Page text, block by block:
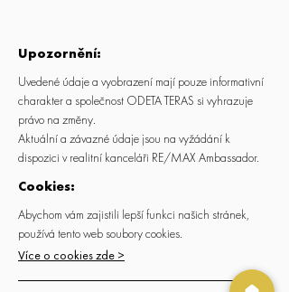
Upozornění:
Uvedené údaje a vyobrazení mají pouze informativní
charakter a společnost ODETA TERAS si vyhrazuje
právo na změny.
Aktuální a závazné údaje jsou na vyžádání k
dispozici v realitní kanceláři RE/MAX Ambassador.
Cookies:
Abychom vám zajistili lepší funkci našich stránek,
používá tento web soubory cookies.
Více o cookies zde >